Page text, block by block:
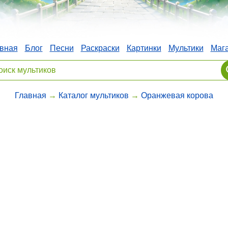
Блог Песни Раскраски Картинки Мультики
Главная → Каталог мультиков → Оранжевая корова